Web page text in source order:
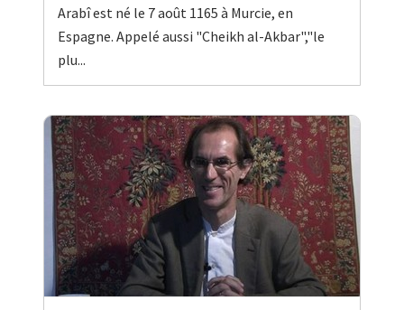
Arabî est né le 7 août 1165 à Murcie, en
Espagne. Appelé aussi "Cheikh al-Akbar","le
plu...